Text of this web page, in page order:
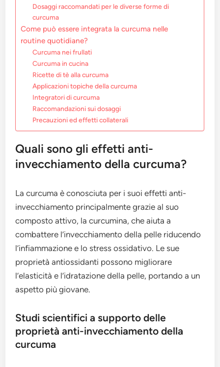
Dosaggi raccomandati per le diverse forme di
curcuma
Come può essere integrata la curcuma nelle
routine quotidiane?
Curcuma nei frullati
Curcuma in cucina
Ricette di tè alla curcuma
Applicazioni topiche della curcuma
Integratori di curcuma
Raccomandazioni sui dosaggi
Precauzioni ed effetti collaterali
Quali sono gli effetti anti-
invecchiamento della curcuma?
La curcuma è conosciuta per i suoi effetti anti-
invecchiamento principalmente grazie al suo
composto attivo, la curcumina, che aiuta a
combattere l’invecchiamento della pelle riducendo
l’infiammazione e lo stress ossidativo. Le sue
proprietà antiossidanti possono migliorare
l’elasticità e l’idratazione della pelle, portando a un
aspetto più giovane.
Studi scientifici a supporto delle
proprietà anti-invecchiamento della
curcuma